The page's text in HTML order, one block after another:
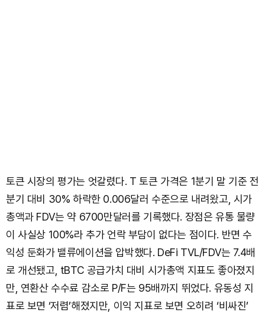
토큰 시장의 평가는 엇갈렸다. T 토큰 가격은 1분기 말 기준 전
분기 대비 30% 하락한 0.006달러 수준으로 내려왔고, 시가
총액과 FDV는 약 6700만달러를 기록했다. 장점은 유통 물량
이 사실상 100%라 추가 언락 부담이 없다는 점이다. 반면 수
익성 둔화가 밸류에이션을 압박했다. DeFi TVL/FDV는 7.4배
로 개선됐고, tBTC 공급가치 대비 시가총액 지표도 좋아졌지
만, 연환산 수수료 감소로 P/F는 95배까지 뛰었다. 유동성 지
표로 보면 ‘저렴’해졌지만, 이익 지표로 보면 오히려 ‘비싸진’